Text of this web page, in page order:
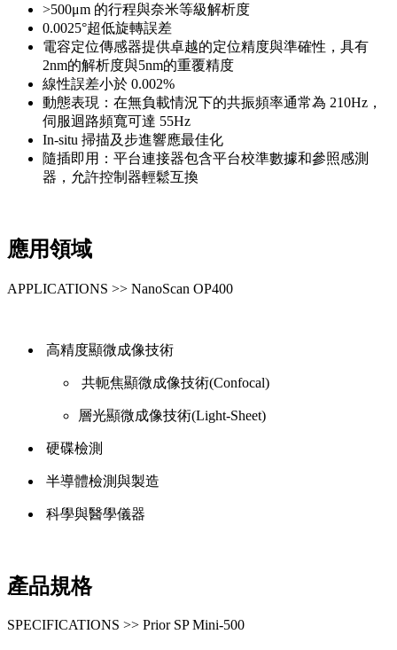
>500μm 的行程與奈米等級解析度
0.0025°超低旋轉誤差
電容定位傳感器提供卓越的定位精度與準確性，具有
2nm的解析度與5nm的重覆精度
線性誤差小於 0.002%
動態表現：在無負載情況下的共振頻率通常為 210Hz，
伺服迴路頻寬可達 55Hz
In-situ 掃描及步進響應最佳化
隨插即用：平台連接器包含平台校準數據和參照感測
器，允許控制器輕鬆互換
應用領域
APPLICATIONS >> NanoScan OP400
高精度顯微成像技術
共軛焦顯微成像技術(Confocal)
層光顯微成像技術(Light-Sheet)
硬碟檢測
半導體檢測與製造
科學與醫學儀器
產品規格
SPECIFICATIONS >> Prior SP Mini-500